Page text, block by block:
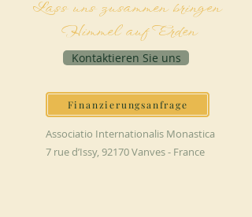
Lass uns zusammen bringen
Himmel auf Erden
Kontaktieren Sie uns
Finanzierungsanfrage
Associatio Internationalis Monastica
7 rue d’Issy, 92170 Vanves - France